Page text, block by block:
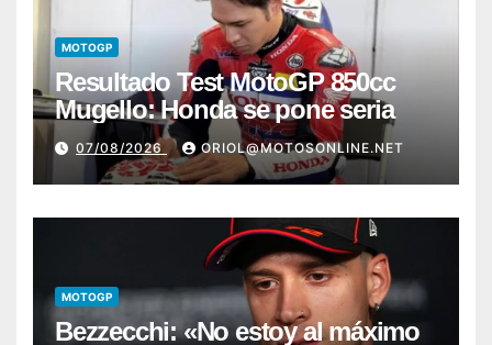
MOTOGP
Resultado Test MotoGP 850cc
Mugello: Honda se pone seria
07/08/2026 ORIOL@MOTOSONLINE.NET
MOTOGP
Bezzecchi: «No estoy al máximo